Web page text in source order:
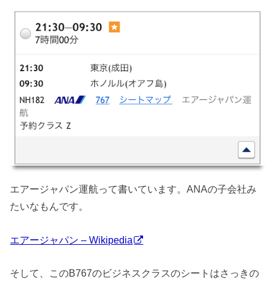
エアージャパン運航って書いています。ANAの子会社み
たいなもんです。
エアージャパン – Wikipedia
そして、このB767のビジネスクラスのシートはさっきの